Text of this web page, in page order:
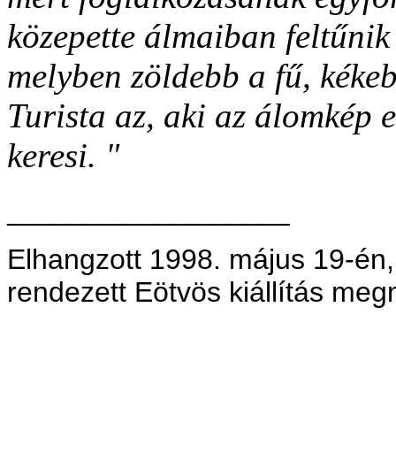
közepette álmaiban
melyben zöldebb a fű,
Turista az, aki az álomkép
keresi. "
Elhangzott 1998. május 19-
rendezett Eötvös kiállítás